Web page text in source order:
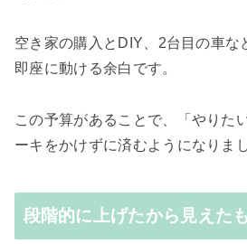
空き家の購入とDIY、2台目の車な
即座に動ける余白です。
この予算があることで、「やりた
ーキをかけずに済むようになりまし
段階的に上げたから見えた